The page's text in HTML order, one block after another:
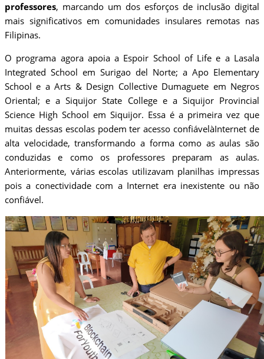
professores, marcando um dos esforços de inclusão digital
mais significativos em comunidades insulares remotas nas
Filipinas.
O programa agora apoia a Espoir School of Life e a Lasala
Integrated School em Surigao del Norte; a Apo Elementary
School e a Arts & Design Collective Dumaguete em Negros
Oriental; e a Siquijor State College e a Siquijor Provincial
Science High School em Siquijor. Essa é a primeira vez que
muitas dessas escolas podem ter acesso confiávelàInternet de
alta velocidade, transformando a forma como as aulas são
conduzidas e como os professores preparam as aulas.
Anteriormente, várias escolas utilizavam planilhas impressas
pois a conectividade com a Internet era inexistente ou não
confiável.